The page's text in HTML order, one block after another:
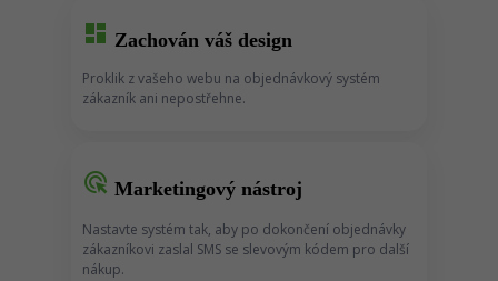
dashboard Zachován váš design
Proklik z vašeho webu na objednávkový systém
zákazník ani nepostřehne.
ads_click Marketingový nástroj
Nastavte systém tak, aby po dokončení objednávky
zákazníkovi zaslal SMS se slevovým kódem pro další
nákup.